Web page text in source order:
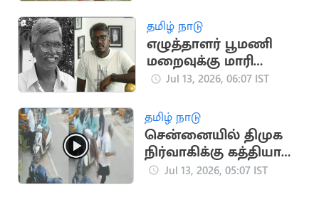
தமிழ் நாடு
எழுத்தாளர் பூமணி
மறைவுக்கு மாரி
செல்வராஜ் இரங்கல்
Jul 13, 2026, 06:07 IST
தமிழ் நாடு
சென்னையில் திமுக
நிர்வாகிக்கு கத்தியால்
வெட்டு
Jul 13, 2026, 05:07 IST